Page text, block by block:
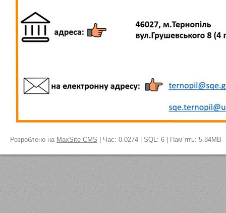
Розроблено на MaxSite CMS | Час: 0.0274 | SQL: 6 | Пам`ять: 5.84MB